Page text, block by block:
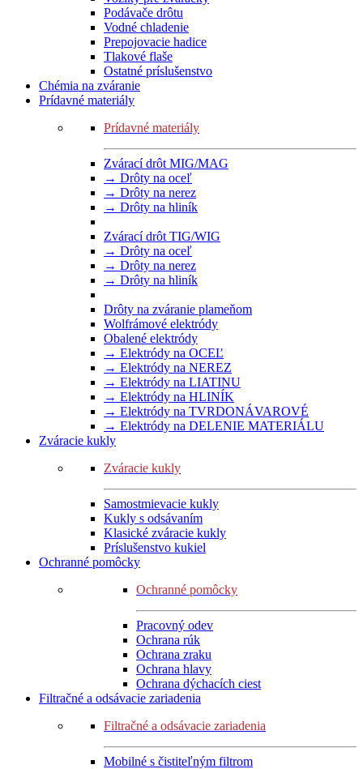
Podávače drôtu
Vodné chladenie
Prepojovacie hadice
Tlakové flaše
Ostatné príslušenstvo
Chémia na zváranie
Prídavné materiály
Prídavné materiály
Zvárací drôt MIG/MAG
→ Drôty na oceľ
→ Drôty na nerez
→ Drôty na hliník
Zvárací drôt TIG/WIG
→ Drôty na oceľ
→ Drôty na nerez
→ Drôty na hliník
Drôty na zváranie plameňom
Wolfrámové elektródy
Obalené elektródy
→ Elektródy na OCEĽ
→ Elektródy na NEREZ
→ Elektródy na LIATINU
→ Elektródy na HLINÍK
→ Elektródy na TVRDONÁVAROVÉ
→ Elektródy na DELENIE MATERIÁLU
Zváracie kukly
Zváracie kukly
Samostmievacie kukly
Kukly s odsávaním
Klasické zváracie kukly
Príslušenstvo kukiel
Ochranné pomôcky
Ochranné pomôcky
Pracovný odev
Ochrana rúk
Ochrana zraku
Ochrana hlavy
Ochrana dýchacích ciest
Filtračné a odsávacie zariadenia
Filtračné a odsávacie zariadenia
Mobilné s čistiteľným filtrom